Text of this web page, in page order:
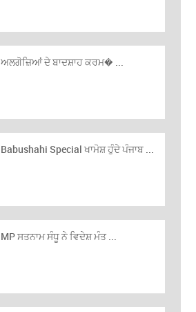
ਅਲਗੋਜ਼‍ਿਆਂ ਦੇ ਬਾਦਸ਼ਾਹ ਕਰਮ� ...
Babushahi Special ਖਾਮੋਸ਼ ਹੁੰਦੇ ਪੰਜਾਬ ...
MP ਸਤਨਾਮ ਸੰਧੂ ਨੇ ਵਿਦੇਸ਼ ਮੰਤ ...